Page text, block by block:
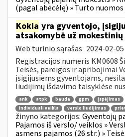
(pagal abėcėlę) » Turto
Kokia yra gyventojo,
atsakomybė už
Web turinio sąrašas 2024-02-05
Registracijos numeris KM0608
Teisės, pareigos ir apribojimai
įsigijusiems gyventojams,
liudijimų išdavimo taisyklėse
ank atpk bauda gpm įspėjimas
individuali veikla
verslo liudijimas
žinyno kategorijos:Gyventojų
Pajamos iš verslo/ veiklos »
asmens pajamos (26 str.) »